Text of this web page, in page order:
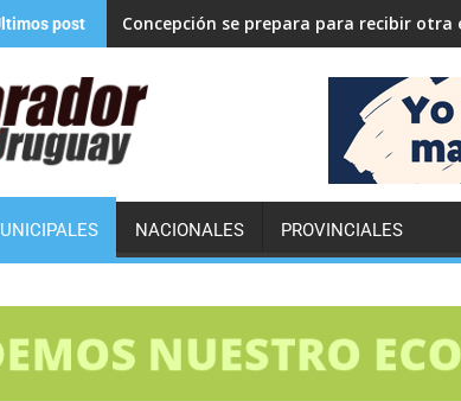
post Concepción se prepara para recibir otra
NACIONALES PROVINCIALES